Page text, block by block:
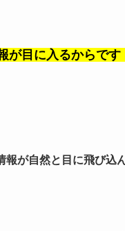
が目に入るからです
報が自然と目に飛び込